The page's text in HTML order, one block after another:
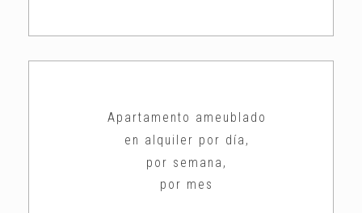
Apartamento ameublado
en alquiler por día,
por semana,
por mes